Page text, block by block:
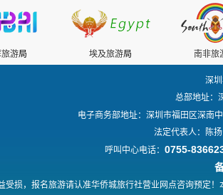
游局 埃及旅游局 南非旅
深
总部地址：
电子商务部地址：深圳市福田区深南
法定代表人：陈
呼叫中心电话： 0755-
受损，报名旅游请认准华侨城旅行社营业网点咨询预定